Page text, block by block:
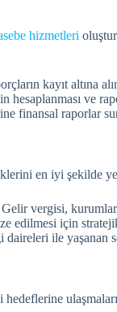
hizmetleri
kayıt altına
hesaplanması ve
finansal raporlar
en iyi şekilde
Gelir vergisi,
edilmesi için
daireleri ile yaşanan